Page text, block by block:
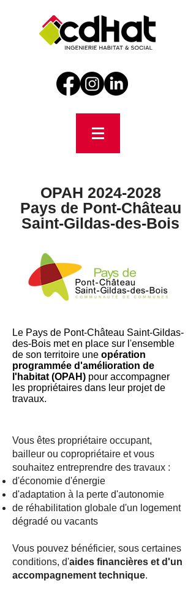
OPAH 2024-2028
Pays de Pont-Château
Saint-Gildas-des-Bois
Le Pays de Pont-Château Saint-Gildas-
des-Bois met en place sur l'ensemble
de son territoire une opération
programmée d'amélioration de
l'habitat (OPAH) pour accompagner
les propriétaires dans leur projet de
travaux.
Vous êtes propriétaire occupant,
bailleur ou copropriétaire et vous
souhaitez entreprendre des travaux :
d'économie d'énergie
d'adaptation à la perte d'autonomie
de réhabilitation globale d'un logement
dégradé ou vacants
Vous pouvez bénéficier, sous certaines
conditions, d'aides financières et d'un
accompagnement technique.